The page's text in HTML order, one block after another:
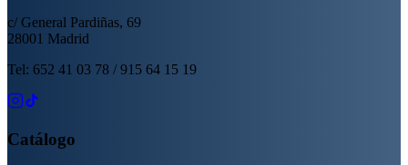
c/ General Pardiñas, 69
28001 Madrid
Tel: 652 41 03 78 / 915 64 15 19
Catálogo